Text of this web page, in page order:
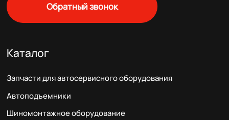
Обратный звонок
Каталог
Запчасти для автосервисного оборудования
Автоподъемники
Шиномонтажное оборудование